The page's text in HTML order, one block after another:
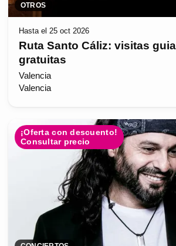
OTROS
Hasta el 25 oct 2026
Ruta Santo Cáliz: visitas
gratuitas
Valencia
Valencia
¡Oferta con descuento!
Consultar precio